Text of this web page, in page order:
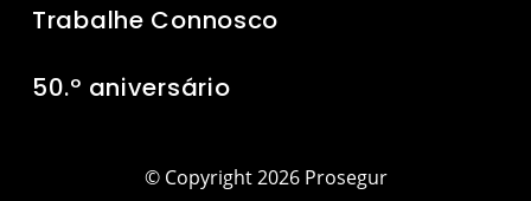
Trabalhe Connosco
50.º aniversário
© Copyright 2026 Prosegur